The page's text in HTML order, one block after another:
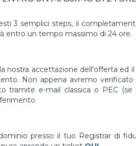
3 semplici steps, il
entro un tempo massimo di 24 ore.
nostra accettazione dell'offerta ed
Non appena avremo
tramite e-mail classica o PEC (se
presso il tuo Registrar di